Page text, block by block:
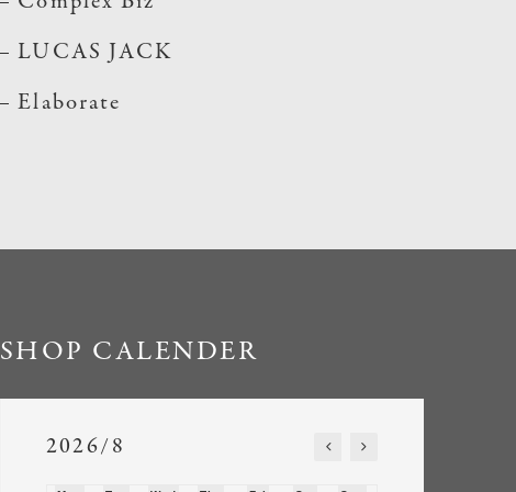
LUCAS JACK
Elaborate
SHOP CALENDER
2026/8